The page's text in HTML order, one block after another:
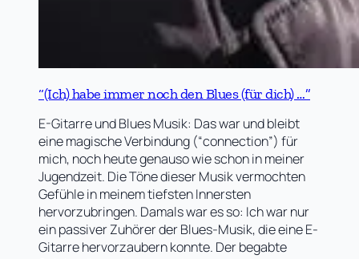
“(Ich) habe immer noch den Blues (für dich) …”
E-Gitarre und Blues Musik: Das war und bleibt
eine magische Verbindung (“connection”) für
mich, noch heute genauso wie schon in meiner
Jugendzeit. Die Töne dieser Musik vermochten
Gefühle in meinem tiefsten Innersten
hervorzubringen. Damals war es so: Ich war nur
ein passiver Zuhörer der Blues-Musik, die eine E-
Gitarre hervorzaubern konnte. Der begabte